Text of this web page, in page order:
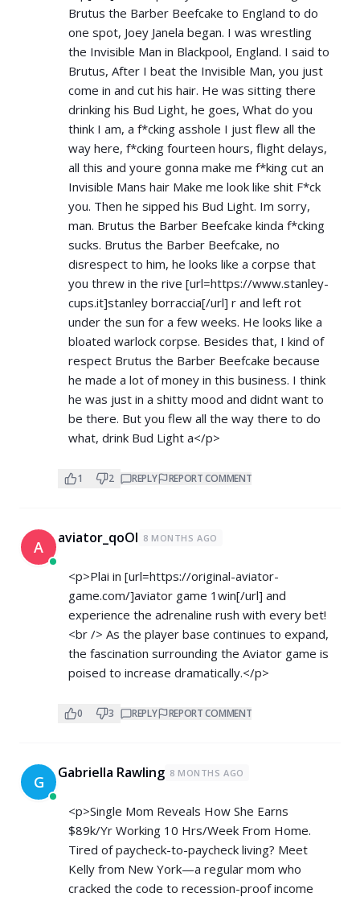
Brutus the Barber Beefcake to England to do
one spot, Joey Janela began. I was wrestling
the Invisible Man in Blackpool, England. I said to
Brutus, After I beat the Invisible Man, you just
come in and cut his hair. He was sitting there
drinking his Bud Light, he goes, What do you
think I am, a f*cking asshole I just flew all the
way here, f*cking fourteen hours, flight delays,
all this and youre gonna make me f*king cut an
Invisible Mans hair Make me look like shit F*ck
you. Then he sipped his Bud Light. Im sorry,
man. Brutus the Barber Beefcake kinda f*cking
sucks. Brutus the Barber Beefcake, no
disrespect to him, he looks like a corpse that
you threw in the rive [url=https://www.stanley-
cups.it]stanley borraccia[/url] r and left rot
under the sun for a few weeks. He looks like a
bloated warlock corpse. Besides that, I kind of
respect Brutus the Barber Beefcake because
he made a lot of money in this business. I think
he was just in a shitty mood and didnt want to
be there. But you flew all the way there to do
what, drink Bud Light a</p>
1 2 REPLY REPORT COMMENT
A aviator_qoOl 8 MONTHS AGO
<p>Plai in [url=https://original-aviator-
game.com/]aviator game 1win[/url] and
experience the adrenaline rush with every bet!
<br /> As the player base continues to expand,
the fascination surrounding the Aviator game is
poised to increase dramatically.</p>
0 3 REPLY REPORT COMMENT
G Gabriella Rawling 8 MONTHS AGO
<p>Single Mom Reveals How She Earns
$89k/Yr Working 10 Hrs/Week From Home.
Tired of paycheck-to-paycheck living? Meet
Kelly from New York—a regular mom who
cracked the code to recession-proof income